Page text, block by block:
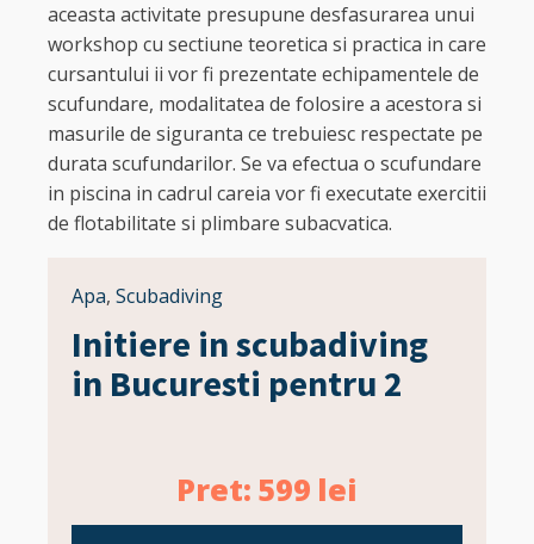
aceasta activitate presupune desfasurarea unui
workshop cu sectiune teoretica si practica in care
cursantului ii vor fi prezentate echipamentele de
scufundare, modalitatea de folosire a acestora si
masurile de siguranta ce trebuiesc respectate pe
durata scufundarilor. Se va efectua o scufundare
in piscina in cadrul careia vor fi executate exercitii
de flotabilitate si plimbare subacvatica.
Apa, Scubadiving
Initiere in scubadiving
in Bucuresti pentru 2
Pret: 599 lei